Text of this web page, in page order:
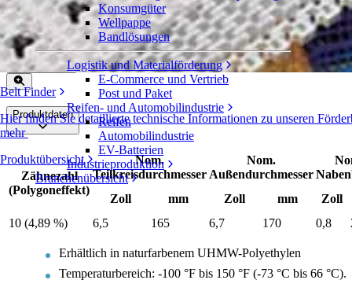
Belt Finder
Hier finden Sie detaillierte technische Informationen zu unseren
mehr
Produktübersicht
Konsumgüter
Wellpappe
Bandlösungen
Logistik und Materialförderung
E-Commerce und Vertrieb
Post und Paket
Reifen- und Automobilindustrie
Reifen
Automobilindustrie
EV-Batterien
Industrieproduktion
Branchenübersicht
EZ Clean™-Zahnräder
Serie 2600
Freigeben Angebot einholen
Produktdaten
Zähnezahl
(Polygoneffekt)
Nom.
Teilkreisdurchmesser
Nom.
Außendurchmesser
Zoll
mm Zoll mm
Zoll
10 (4,89 %)
6,5 165 6,7 170 0,8
Erhältlich in naturfarbenem UHMW-Polyethylen
Temperaturbereich: -100 °F bis 150 °F (-73 °C bis 66 °C).